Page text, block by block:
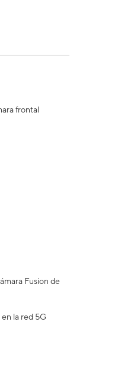
frontal
Fusion de
la red 5G